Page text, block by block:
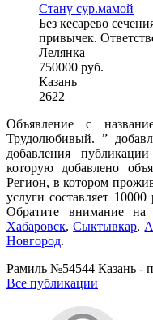
Стану сур.мамой
Без кесарево
привычек.
Лелянка
750000 руб.
Казань
2622
Объявление с
Трудолюбивый. ”
добавления
которую добавлено
Регион, в котором
услуги составляет
Обратите внимание на
Хабаровск,Сыктывкар,
Новгород.
Рамиль №54544 Казань -
Все публикации